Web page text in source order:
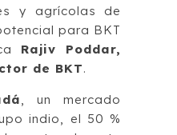
y agrícolas de
para BKT
Rajiv Poddar,
de BKT.
, un mercado
indio, el 50 %